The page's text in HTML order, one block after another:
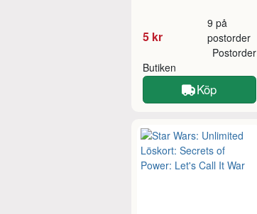
5 kr
9 på
postorder
Butiken
Postorder
Köp